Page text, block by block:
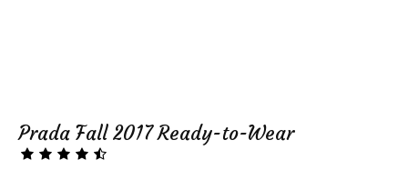
Prada Fall 2017 Ready-to-Wear